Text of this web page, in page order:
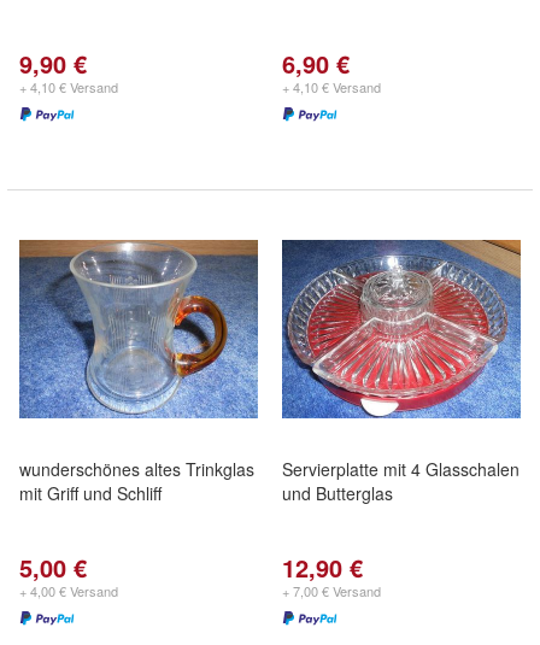
9,90 €
+ 4,10 € Versand
6,90 €
+ 4,10 € Versand
wunderschönes altes Trinkglas
mit Griff und Schliff
5,00 €
+ 4,00 € Versand
Servierplatte mit 4 Glasschalen
und Butterglas
12,90 €
+ 7,00 € Versand